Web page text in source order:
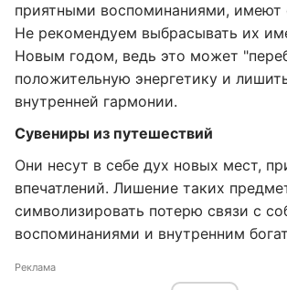
приятными воспоминаниями, имеют
Не рекомендуем выбрасывать их
Новым годом, ведь это может
положительную энергетику и
внутренней гармонии.
Сувениры из путешествий
Они несут в себе дух новых мест,
впечатлений. Лишение таких
символизировать потерю связи с
воспоминаниями и внутренним
Реклама